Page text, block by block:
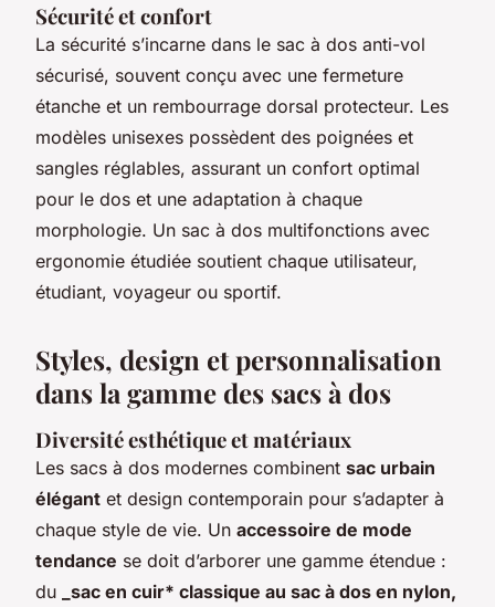
Sécurité et confort
La sécurité s’incarne dans le sac à dos anti-vol
sécurisé, souvent conçu avec une fermeture
étanche et un rembourrage dorsal protecteur. Les
modèles unisexes possèdent des poignées et
sangles réglables, assurant un confort optimal
pour le dos et une adaptation à chaque
morphologie. Un sac à dos multifonctions avec
ergonomie étudiée soutient chaque utilisateur,
étudiant, voyageur ou sportif.
Styles, design et personnalisation
dans la gamme des sacs à dos
Diversité esthétique et matériaux
Les sacs à dos modernes combinent sac urbain
élégant et design contemporain pour s’adapter à
chaque style de vie. Un accessoire de mode
tendance se doit d’arborer une gamme étendue :
du
_sac en cuir* classique au sac à dos en nylon,